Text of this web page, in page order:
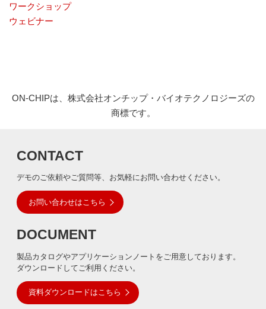
ワークショップ
ウェビナー
ON-CHIPは、株式会社オンチップ・バイオテクノロジーズの
商標です。
CONTACT
デモのご依頼やご質問等、お気軽にお問い合わせください。
お問い合わせはこちら
DOCUMENT
製品カタログやアプリケーションノートをご用意しております。
ダウンロードしてご利用ください。
資料ダウンロードはこちら